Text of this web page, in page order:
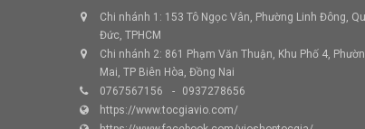
Chi nhánh 1: 153 Tô Ngọc Vân, Phường Linh Đông,
Đức, TPHCM
Chi nhánh 2: 861 Phạm Văn Thuận, Khu Phố 4,
Mai, TP Biên Hòa, Đồng Nai
0767567156
0937278656
https://www.tocgiavio.com/